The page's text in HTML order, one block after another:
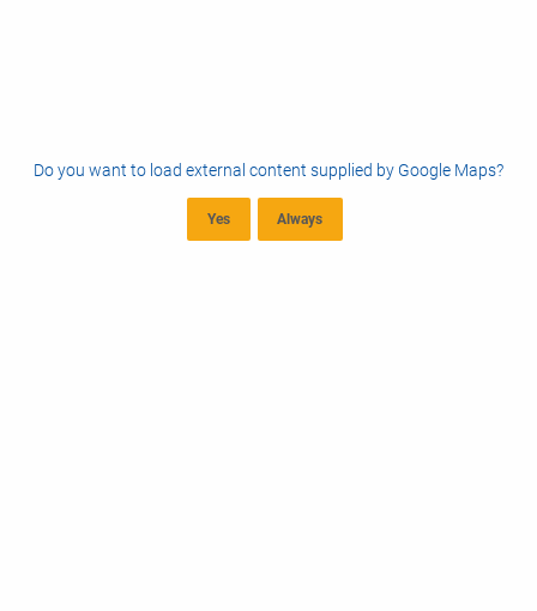
Do you want to load external content supplied by Google Maps?
Yes Always